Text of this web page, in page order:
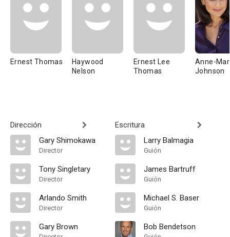
Ernest Thomas
Haywood
Nelson
Ernest Lee
Thomas
Anne-
Johnson
Dirección
Gary Shimokawa
Director
Tony Singletary
Director
Arlando Smith
Director
Gary Brown
Escritura
Larry Balmagia
Guión
James Bartruff
Guión
Michael S. Baser
Guión
Bob Bendetson